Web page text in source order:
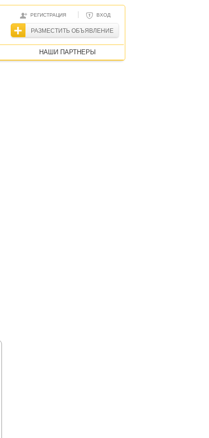
РЕГИСТРАЦИЯ | ВХОД
РАЗМЕСТИТЬ ОБЪЯВЛЕНИЕ
НАШИ ПАРТНЕРЫ